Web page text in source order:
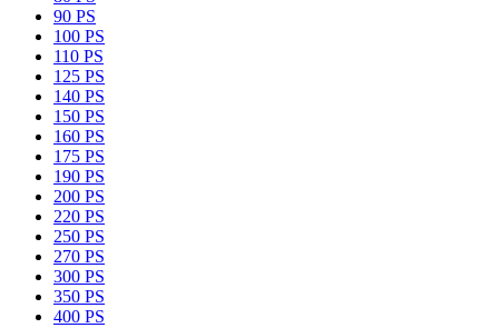
90 PS
100 PS
110 PS
125 PS
140 PS
150 PS
160 PS
175 PS
190 PS
200 PS
220 PS
250 PS
270 PS
300 PS
350 PS
400 PS